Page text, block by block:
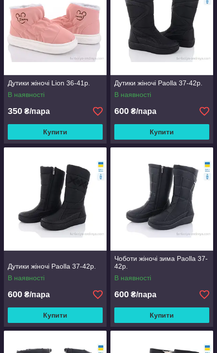
Дутики жіночі Lion 36-41р.
В наявності
350 ₴/пара
Купити
Дутики жіночі Paolla 37-42р.
В наявності
600 ₴/пара
Купити
Дутики жіночі Paolla 37-42р.
В наявності
600 ₴/пара
Купити
Чоботи жіночі зима Paolla 37-
42р.
В наявності
600 ₴/пара
Купити